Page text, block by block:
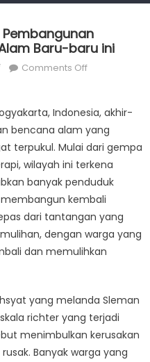
Baru-baru ini
Comments Offon
Sleman:
Kembali
Pasca
Bencana
Alam
baru
ini
Indonesia, akhir-
bencana alam yang
terpukul. Mulai dari gempa
wilayah ini terkena
banyak penduduk
kembali
dari tantangan yang
dengan warga yang
dan memulihkan
yang melanda Sleman
richter yang terjadi
menimbulkan kerusakan
Banyak warga yang